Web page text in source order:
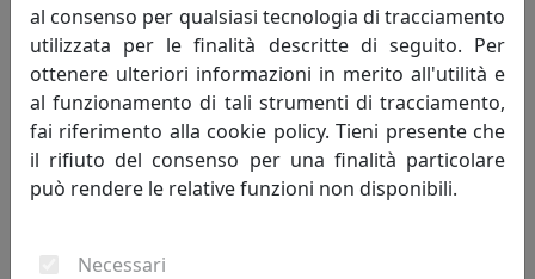
sfumatura di un petalo, dal dettaglio di un ramo e
riportano fiori e foglie tra le pareti domestiche.
Applicazioni, finiture, sovrapposizioni animano i nostri
articoli rendendo la componente tessile essenziale per
l'anima della casa. Abbiamo uno stile che non insegue le
tendenze ma vuole collocarsi nell'idea di un classico
lo è la natura che ci circonda.
al consenso per qualsiasi tecnologia di tracciamento
utilizzata per le finalità descritte di seguito. Per
ottenere ulteriori informazioni in merito all'utilità e
al funzionamento di tali strumenti di tracciamento,
fai riferimento alla cookie policy. Tieni presente che
il rifiuto del consenso per una finalità particolare
può rendere le relative funzioni non disponibili.
Necessari